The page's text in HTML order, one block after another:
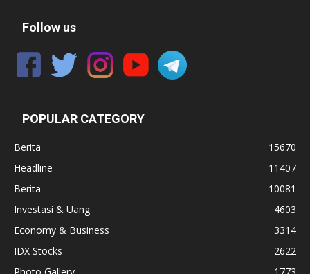
Follow us
POPULAR CATEGORY
Berita
15670
Headline
11407
Berita
10081
Investasi & Uang
4603
Economy & Business
3314
IDX Stocks
2622